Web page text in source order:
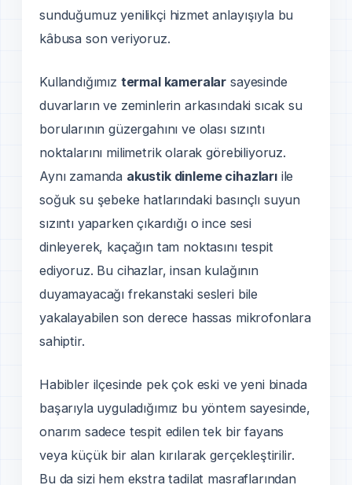
sunduğumuz yenilikçi hizmet anlayışıyla bu
kâbusa son veriyoruz.
Kullandığımız termal kameralar sayesinde
duvarların ve zeminlerin arkasındaki sıcak su
borularının güzergahını ve olası sızıntı
noktalarını milimetrik olarak görebiliyoruz.
Aynı zamanda akustik dinleme cihazlarıile
soğuk su şebeke hatlarındaki basınçlı suyun
sızıntı yaparken çıkardığı o ince sesi
dinleyerek, kaçağın tam noktasını tespit
ediyoruz. Bu cihazlar, insan kulağının
duyamayacağı frekanstaki sesleri bile
yakalayabilen son derece hassas mikrofonlara
sahiptir.
Habibler ilçesinde pek çok eski ve yeni binada
başarıyla uyguladığımız bu yöntem sayesinde,
onarım sadece tespit edilen tek bir fayans
veya küçük bir alan kırılarak gerçekleştirilir.
Bu da sizi hem ekstra tadilat masraflarından